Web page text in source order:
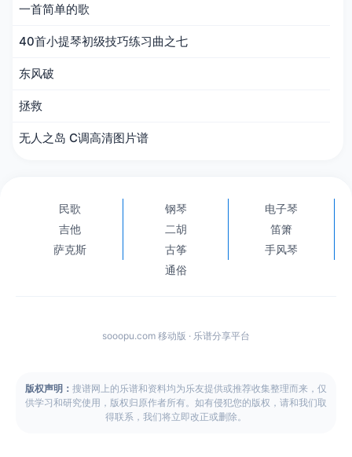
一首简单的歌
40首小提琴初级技巧练习曲之七
东风破
拯救
无人之岛 C调高清图片谱
民歌 钢琴
电子琴
吉他
二胡
笛箫
萨克斯
古筝
手风琴
通俗
sooopu.com 移动版 · 乐谱分享平台
版权声明： 搜谱网上的乐谱和资料均为乐友提供或推荐收集整理而来，仅
供学习和研究使用，版权归原作者所有。如有侵犯您的版权，请和我们取
得联系，我们将立即改正或删除。